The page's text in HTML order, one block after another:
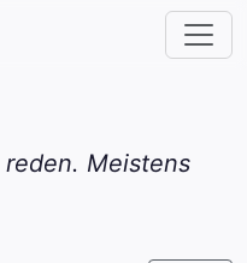
reden. Meistens